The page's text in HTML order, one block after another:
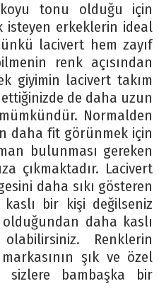
tonu olduğu için
isteyen erkeklerin ideal
lacivert hem zayıf
renk açısından
giyimin lacivert takım
de daha uzun
Normalden
daha fit görünmek için
bulunması gereken
çıkmaktadır. Lacivert
daha sıkı gösteren
bir kişi değilseniz
daha kaslı
Renklerin
şık ve özel
sizlere bambaşka bir